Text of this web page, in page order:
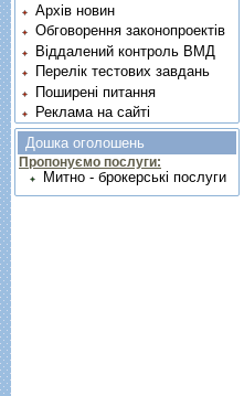
Архів новин
Обговорення законопроектів
Віддалений контроль ВМД
Перелік тестових завдань
Поширені питання
Реклама на сайті
Дошка оголошень
Пропонуємо послуги:
Митно - брокерські послуги